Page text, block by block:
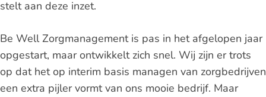
stelt aan deze inzet.
Be Well Zorgmanagement is pas in het afgelopen jaar
opgestart, maar ontwikkelt zich snel. Wij zijn er trots
op dat het op interim basis managen van zorgbedrijven
een extra pijler vormt van ons mooie bedrijf. Maar